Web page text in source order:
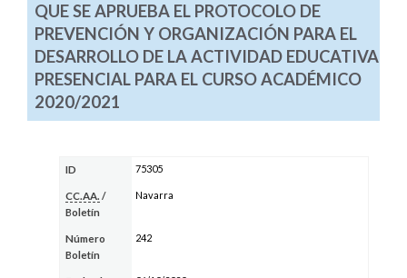
QUE SE APRUEBA EL PROTOCOLO DE
PREVENCIÓN Y ORGANIZACIÓN PARA EL
DESARROLLO DE LA ACTIVIDAD EDUCATIVA
PRESENCIAL PARA EL CURSO ACADÉMICO
2020/2021
ID 75305
CC.AA. /
Boletín
Navarra
Número
Boletín
242